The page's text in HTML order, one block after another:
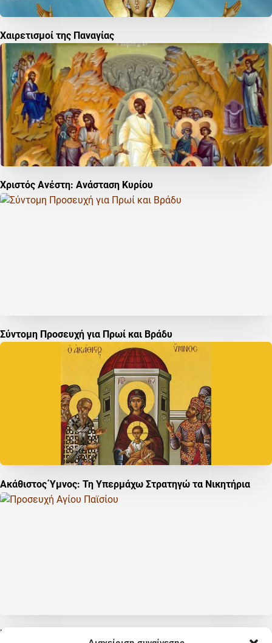
Χαιρετισμοί της Παναγίας
Χριστός Ανέστη: Ανάσταση Κυρίου
Σύντομη Προσευχή για Πρωί και Βράδυ
Ακάθιστος Ύμνος: Τη Υπερμάχω Στρατηγώ τα Νικητήρια
Προσευχή Αγίου Παϊσίου: Η Προσευχή που Έλεγε Κάθε Μέρα